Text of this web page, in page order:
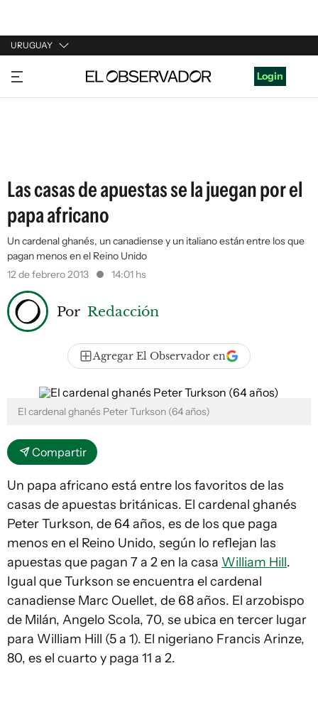
URUGUAY
URUGUAY
ARGENTINA
Login
Las casas de apuestas se la juegan por el
papa africano
Un cardenal ghanés, un canadiense y un italiano están entre los que
pagan menos en el Reino Unido
12 de febrero 2013
14:01 hs
Por Redacción
Agregar El Observador en
El cardenal ghanés Peter Turkson (64 años)
Compartir
Un papa africano está entre los favoritos de las
casas de apuestas británicas. El cardenal ghanés
Peter Turkson, de 64 años, es de los que paga
menos en el Reino Unido, según lo reflejan las
apuestas que pagan 7 a 2 en la casa William Hill.
Igual que Turkson se encuentra el cardenal
canadiense Marc Ouellet, de 68 años. El arzobispo
de Milán, Angelo Scola, 70, se ubica en tercer lugar
para William Hill (5 a 1). El nigeriano Francis Arinze,
80, es el cuarto y paga 11 a 2.